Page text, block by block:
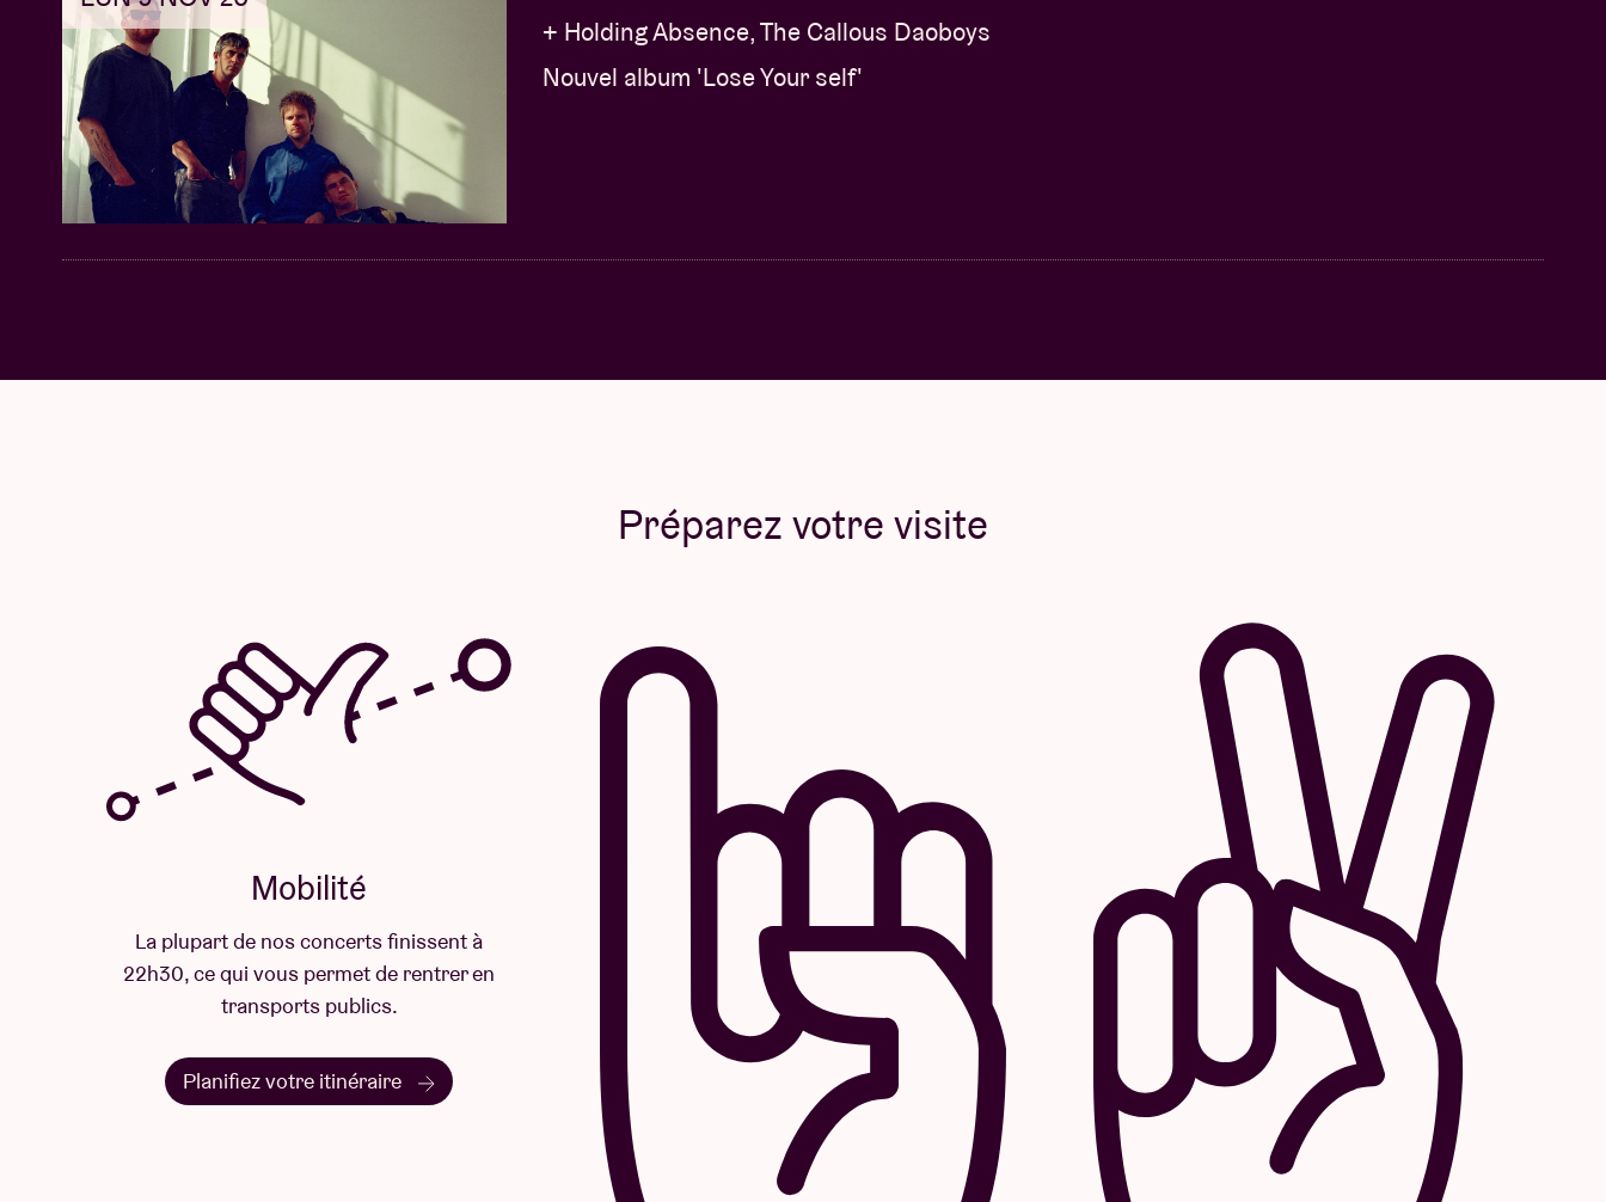
+ Holding Absence, The Callous Daoboys
Nouvel album 'Lose Your self'
Préparez votre visite
Mobilité
La plupart de nos concerts finissent à
22h30, ce qui vous permet de rentrer en
transports publics.
Planifiez votre itinéraire